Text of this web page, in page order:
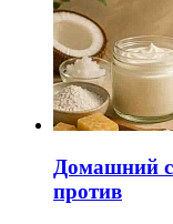
Домашний
против